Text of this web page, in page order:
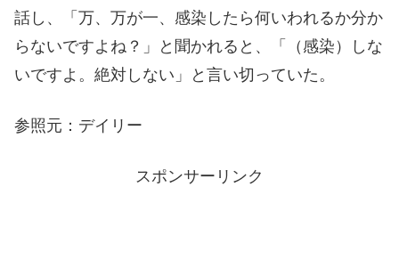
話し、「万、万が一、感染したら何いわれるか分か
らないですよね？」と聞かれると、「（感染）しな
いですよ。絶対しない」と言い切っていた。
参照元：デイリー
スポンサーリンク